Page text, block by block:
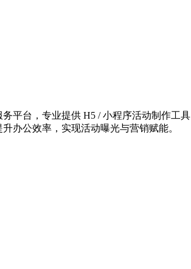
平台，专业提供 H5 / 小程序活动制作
办公效率，实现活动曝光与营销赋能。